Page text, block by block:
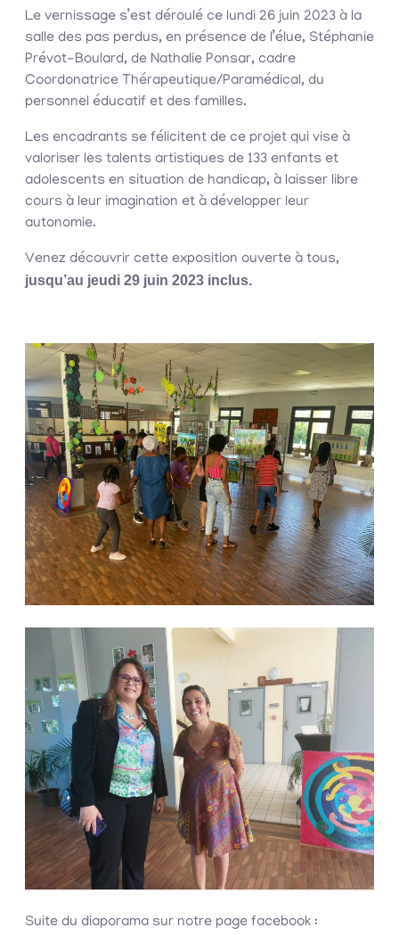
Le vernissage s’est déroulé ce lundi 26 juin 2023 à la
salle des pas perdus, en présence de l’élue, Stéphanie
Prévot-Boulard, de Nathalie Ponsar, cadre
Coordonatrice Thérapeutique/Paramédical, du
personnel éducatif et des familles.
Les encadrants se félicitent de ce projet qui vise à
valoriser les talents artistiques de 133 enfants et
adolescents en situation de handicap, à laisser libre
cours à leur imagination et à développer leur
autonomie.
Venez découvrir cette exposition ouverte à tous,
jusqu’au jeudi 29 juin 2023 inclus.
Suite du diaporama sur notre page facebook :